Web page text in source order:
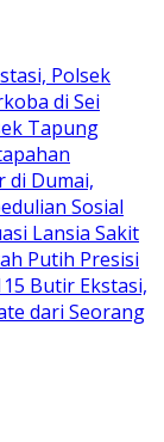
Polsek
di Sei
Tapung
di Dumai,
Sosial
Lansia Sakit
Putih Presisi
Butir Ekstasi,
dari Seorang